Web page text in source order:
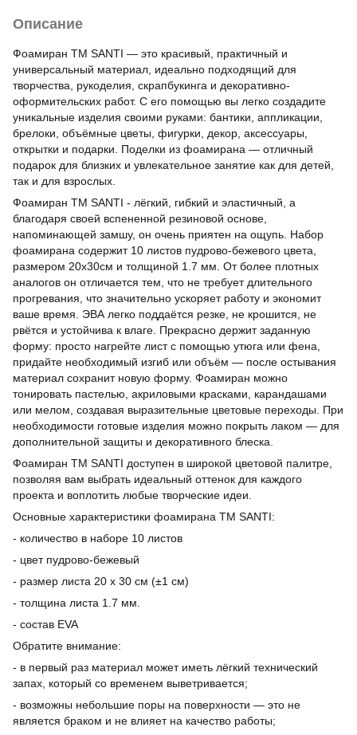
Описание
Фоамиран ТМ SANTI — это красивый, практичный и
универсальный материал, идеально подходящий для
творчества, рукоделия, скрапбукинга и декоративно-
оформительских работ. С его помощью вы легко создадите
уникальные изделия своими руками: бантики, аппликации,
брелоки, объёмные цветы, фигурки, декор, аксессуары,
открытки и подарки. Поделки из фоамирана — отличный
подарок для близких и увлекательное занятие как для детей,
так и для взрослых.
Фоамиран ТМ SANTI - лёгкий, гибкий и эластичный, а
благодаря своей вспененной резиновой основе,
напоминающей замшу, он очень приятен на ощупь. Набор
фоамирана содержит 10 листов пудрово-бежевого цвета,
размером 20х30см и толщиной 1.7 мм. От более плотных
аналогов он отличается тем, что не требует длительного
прогревания, что значительно ускоряет работу и экономит
ваше время. ЭВА легко поддаётся резке, не крошится, не
рвётся и устойчива к влаге. Прекрасно держит заданную
форму: просто нагрейте лист с помощью утюга или фена,
придайте необходимый изгиб или объём — после остывания
материал сохранит новую форму. Фоамиран можно
тонировать пастелью, акриловыми красками, карандашами
или мелом, создавая выразительные цветовые переходы. При
необходимости готовые изделия можно покрыть лаком — для
дополнительной защиты и декоративного блеска.
Фоамиран TM SANTI доступен в широкой цветовой палитре,
позволяя вам выбрать идеальный оттенок для каждого
проекта и воплотить любые творческие идеи.
Основные характеристики фоамирана ТМ SANTI:
- количество в наборе 10 листов
- цвет пудрово-бежевый
- размер листа 20 х 30 см (±1 см)
- толщина листа 1.7 мм.
- состав EVA
Обратите внимание:
- в первый раз материал может иметь лёгкий технический
запах, который со временем выветривается;
- возможны небольшие поры на поверхности — это не
является браком и не влияет на качество работы;